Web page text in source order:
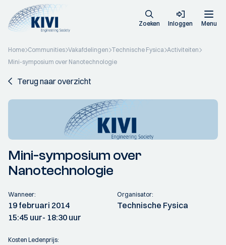
Zoeken Inloggen Menu
Home Communities Vakafdelingen Technische Fysica Activiteiten
Mini-symposium over Nanotechnologie
Terug naar overzicht
Mini-symposium over
Nanotechnologie
Wanneer:
19 februari 2014
15:45 uur- 18:30 uur
Organisator:
Technische Fysica
Kosten Ledenprijs: